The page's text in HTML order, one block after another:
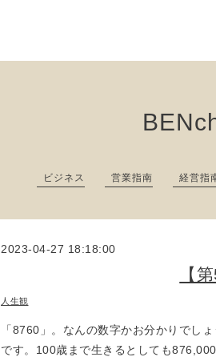
ビジネス 営業指南 経営指
2023-04-27 18:18:00
【
人生観
「8760」。なんの数字かお分かりでし
です。100歳まで生きるとしても